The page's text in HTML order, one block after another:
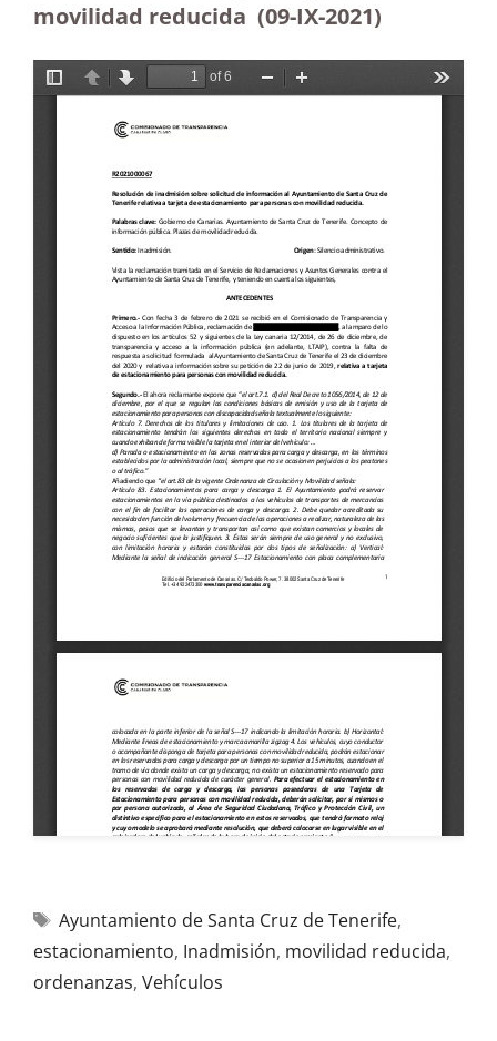
movilidad reducida (09-IX-2021)
Ayuntamiento de Santa Cruz de Tenerife,
estacionamiento, Inadmisión, movilidad reducida,
ordenanzas, Vehículos